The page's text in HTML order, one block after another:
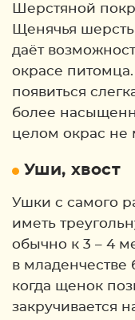
Шерстяной
Щенячья
даёт
окрасе
появиться
более
целом окрас не
Уши, хвост
Ушки с самого
иметь
обычно к 3 – 4
в младенчестве
когда щенок
закручивается